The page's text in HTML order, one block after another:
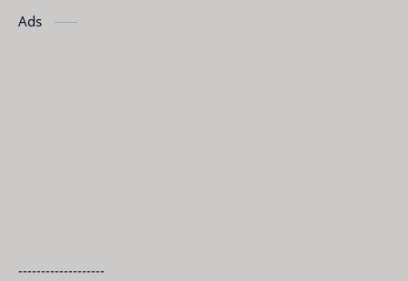
Ads
-------------------